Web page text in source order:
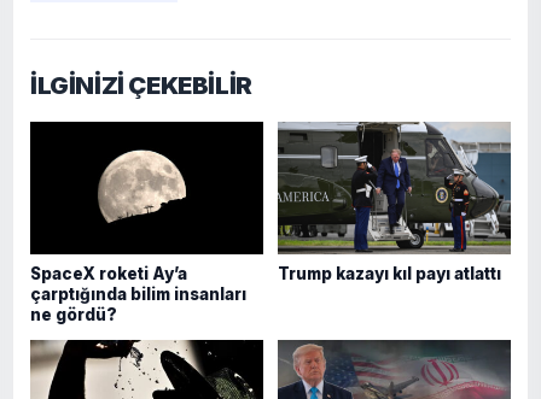
İLGİNİZİ ÇEKEBİLİR
SpaceX roketi Ay’a
çarptığında bilim insanları
ne gördü?
Trump kazayı kıl payı atlattı